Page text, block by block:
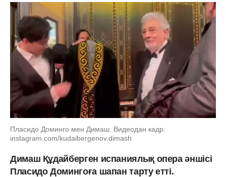
Пласидо Доминго мен Димаш. Видеодан кадр:
instagram.com/kudaibergenov.dimash
Димаш Құдайберген испаниялық опера әншісі
Пласидо Домингоға шапан тарту етті.